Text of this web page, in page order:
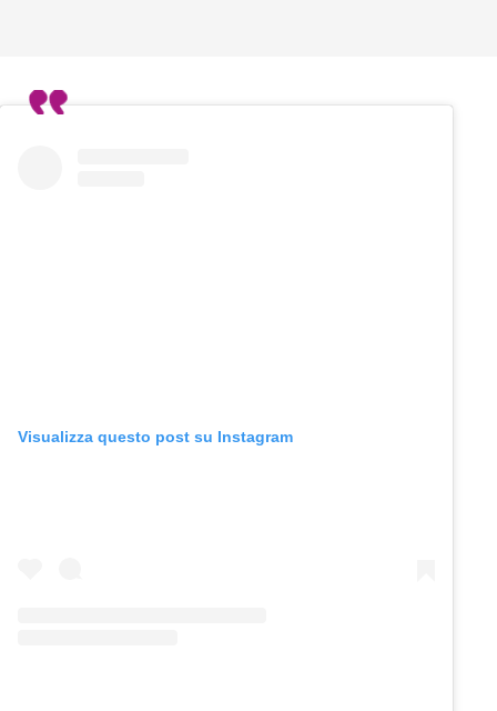
Visualizza questo post su Instagram